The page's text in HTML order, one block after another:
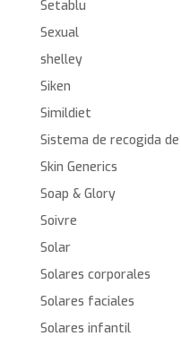
Setablu
Sexual
shelley
Siken
Simildiet
Sistema de recogida
Skin Generics
Soap & Glory
Soivre
Solar
Solares corporales
Solares faciales
Solares infantil